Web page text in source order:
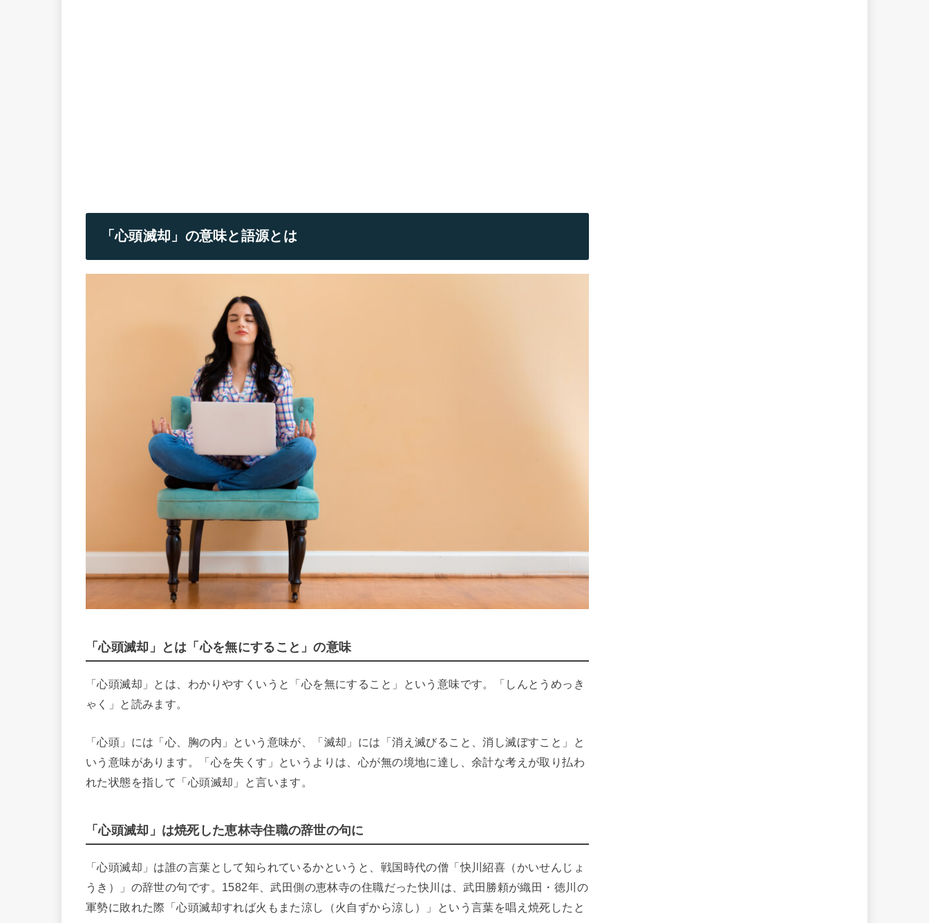
「心頭滅却」の意味と語源とは
「心頭滅却」とは「心を無にすること」の意味
「心頭滅却」とは、わかりやすくいうと「心を無にすること」という意味です。「しんとうめっき
ゃく」と読みます。
「心頭」には「心、胸の内」という意味が、「滅却」には「消え滅びること、消し滅ぼすこと」と
いう意味があります。「心を失くす」というよりは、心が無の境地に達し、余計な考えが取り払わ
れた状態を指して「心頭滅却」と言います。
「心頭滅却」は焼死した恵林寺住職の辞世の句に
「心頭滅却」は誰の言葉として知られているかというと、戦国時代の僧「快川紹喜（かいせんじょ
うき）」の辞世の句です。1582年、武田側の恵林寺の住職だった快川は、武田勝頼が織田・徳川の
軍勢に敗れた際「心頭滅却すれば火もまた涼し（火自ずから涼し）」という言葉を唱え焼死したと